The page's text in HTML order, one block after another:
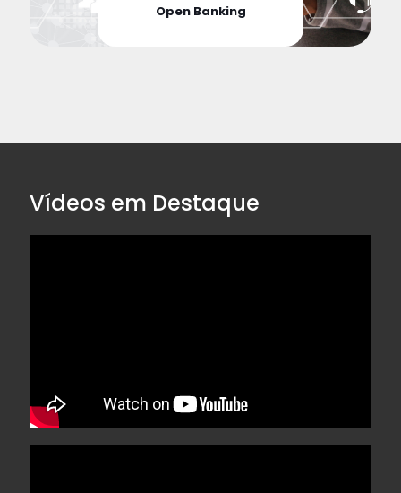
Open Banking
Vídeos em Destaque